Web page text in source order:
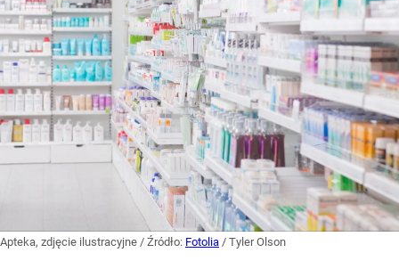
Apteka, zdjęcie ilustracyjne / Źródło: Fotolia / Tyler Olson